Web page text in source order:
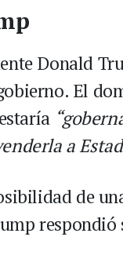
Donald
El
a
de
respondió